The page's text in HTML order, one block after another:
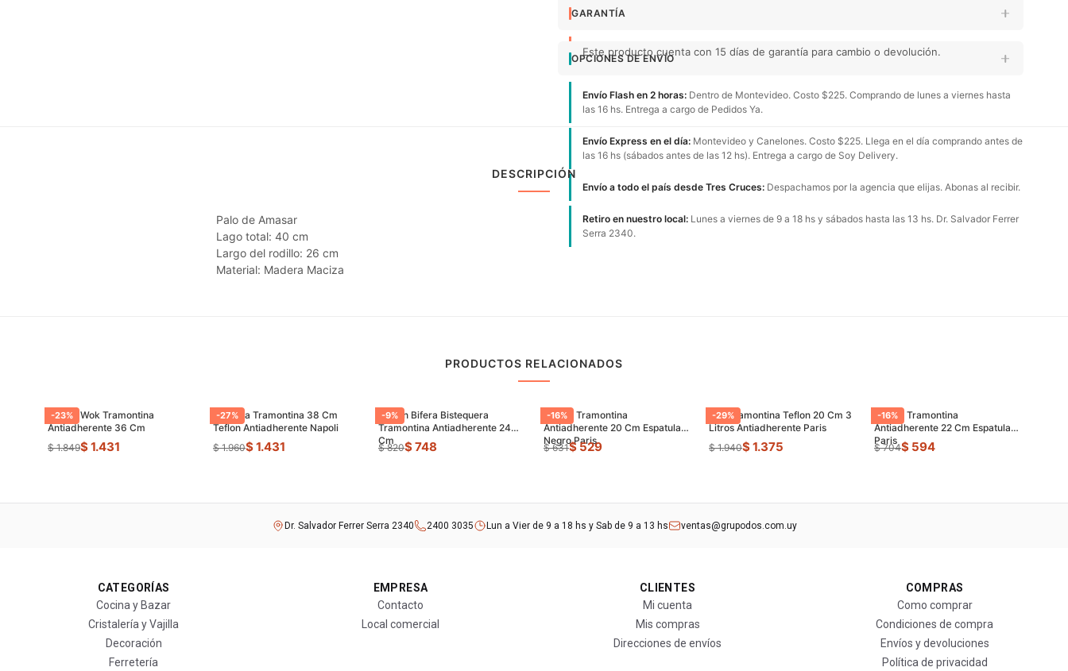
GARANTÍA
Este producto cuenta con 15 días de garantía para cambio o devolución.
OPCIONES DE ENVÍO
Envío Flash en 2 horas: Dentro de Montevideo. Costo $225. Comprando de lunes a viernes hasta
las 16 hs. Entrega a cargo de Pedidos Ya.
Envío Express en el día: Montevideo y Canelones. Costo $225. Llega en el día comprando antes de
las 16 hs (sábados antes de las 12 hs). Entrega a cargo de Soy Delivery.
Envío a todo el país desde Tres Cruces: Despachamos por la agencia que elijas. Abonas al recibir.
Retiro en nuestro local: Lunes a viernes de 9 a 18 hs y sábados hasta las 13 hs. Dr. Salvador Ferrer
Serra 2340.
DESCRIPCIÓN
Palo de Amasar
Lago total: 40 cm
Largo del rodillo: 26 cm
Material: Madera Maciza
PRODUCTOS RELACIONADOS
-23%
Sarten Wok Tramontina
Antiadherente 36 Cm
$ 1.849$ 1.431
-27%
Paellera Tramontina 38 Cm
Teflon Antiadherente Napoli
$ 1.960$ 1.431
-9%
Sarten Bifera Bistequera
Tramontina Antiadherente 24
Cm
$ 820$ 748
-16%
Sarten Tramontina
Antiadherente 20 Cm Espatula
Negro Paris
$ 631$ 529
-29%
Olla Tramontina Teflon 20 Cm 3
Litros Antiadherente Paris
$ 1.940$ 1.375
-16%
Sarten Tramontina
Antiadherente 22 Cm Espatula
Paris
$ 704$ 594
Dr. Salvador Ferrer Serra 2340 2400 3035 Lun a Vier de 9 a 18 hs y Sab de 9 a 13 hs ventas@grupodos.com.uy
CATEGORÍAS
Cocina y Bazar
Cristalería y Vajilla
Decoración
Ferretería
EMPRESA
Contacto
Local comercial
CLIENTES
Mi cuenta
Mis compras
Direcciones de envíos
COMPRAS
Como comprar
Condiciones de compra
Envíos y devoluciones
Política de privacidad